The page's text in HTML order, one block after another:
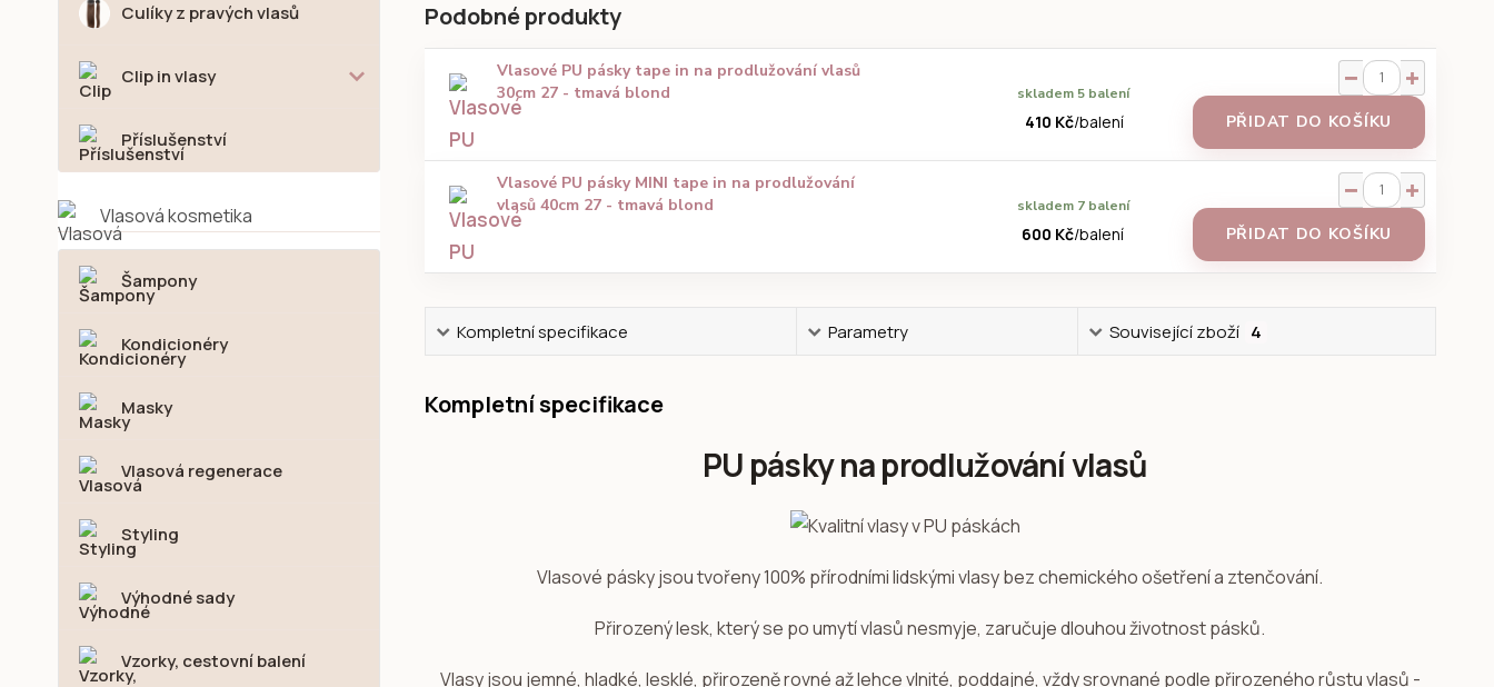
Culíky z pravých vlasů
Clip in vlasy
Příslušenství
Vlasová kosmetika
Šampony
Kondicionéry
Masky
Vlasová regenerace
Styling
Výhodné sady
Vzorky, cestovní balení
Podobné produkty
Vlasové PU pásky tape in na prodlužování vlasů
30cm 27 - tmavá blond
410 Kč/balení
skladem 5 balení
PŘIDAT DO KOŠÍKU
Vlasové PU pásky MINI tape in na prodlužování
vlasů 40cm 27 - tmavá blond
600 Kč/balení
skladem 7 balení
PŘIDAT DO KOŠÍKU
Kompletní specifikace Parametry Související zboží 4
Kompletní specifikace
PU pásky na prodlužování vlasů
Vlasové pásky jsou tvořeny 100% přírodními lidskými vlasy bez chemického ošetření a ztenčování.
Přirozený lesk, který se po umytí vlasů nesmyje, zaručuje dlouhou životnost pásků.
Vlasy jsou jemné, hladké, lesklé, přirozeně rovné až lehce vlnité, poddajné, vždy srovnané podle přirozeného růstu vlasů -